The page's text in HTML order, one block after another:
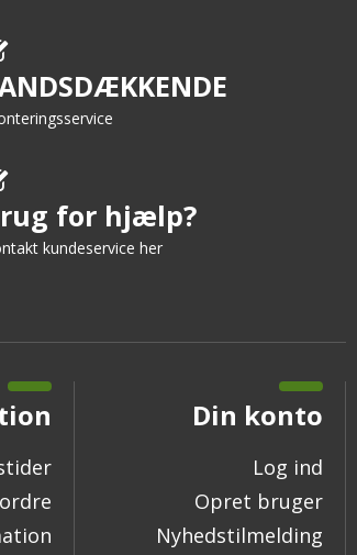
for hjælp?
kundeservice her
Din konto
Log ind
Opret bruger
Nyhedstilmelding